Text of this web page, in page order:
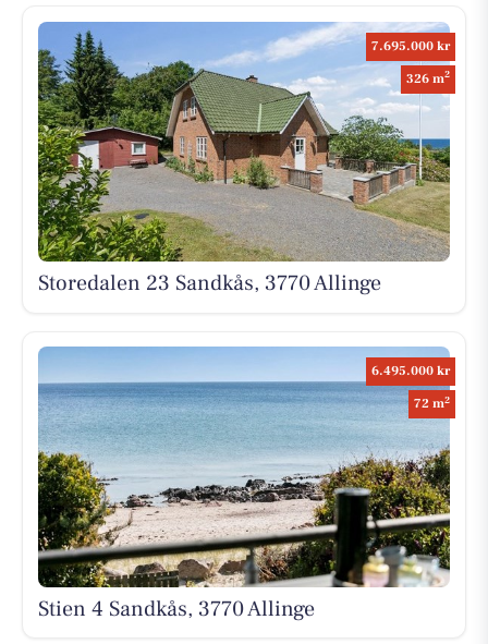
7.695.000 kr
326 m2
Storedalen 23 Sandkås, 3770 Allinge
6.495.000 kr
72 m2
Stien 4 Sandkås, 3770 Allinge